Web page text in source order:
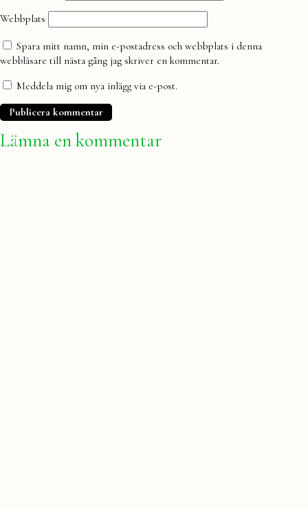
Webbplats
Spara mitt namn, min e-postadress och webbplats i denna
webbläsare till nästa gång jag skriver en kommentar.
Meddela mig om nya inlägg via e-post.
Lämna en kommentar